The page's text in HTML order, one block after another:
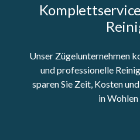
Unser Zügelunternehmen
und professionelle
sparen Sie Zeit, Kosten
in